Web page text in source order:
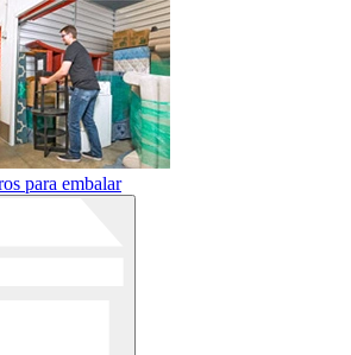
para embalar